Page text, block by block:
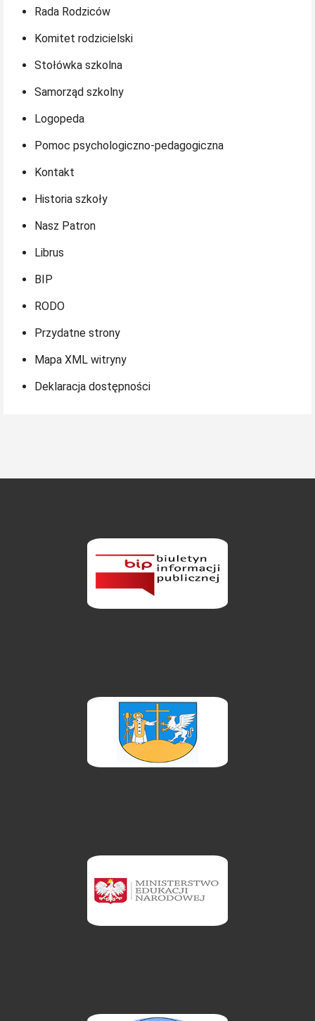
Rada Rodziców
Komitet rodzicielski
Stołówka szkolna
Samorząd szkolny
Logopeda
Pomoc psychologiczno-pedagogiczna
Kontakt
Historia szkoły
Nasz Patron
Librus
BIP
RODO
Przydatne strony
Mapa XML witryny
Deklaracja dostępności